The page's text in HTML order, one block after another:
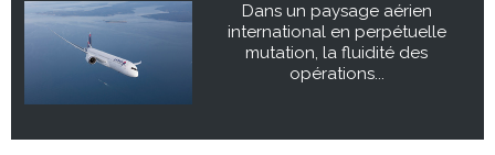
Dans un paysage aérien
international en perpétuelle
mutation, la fluidité des
opérations...